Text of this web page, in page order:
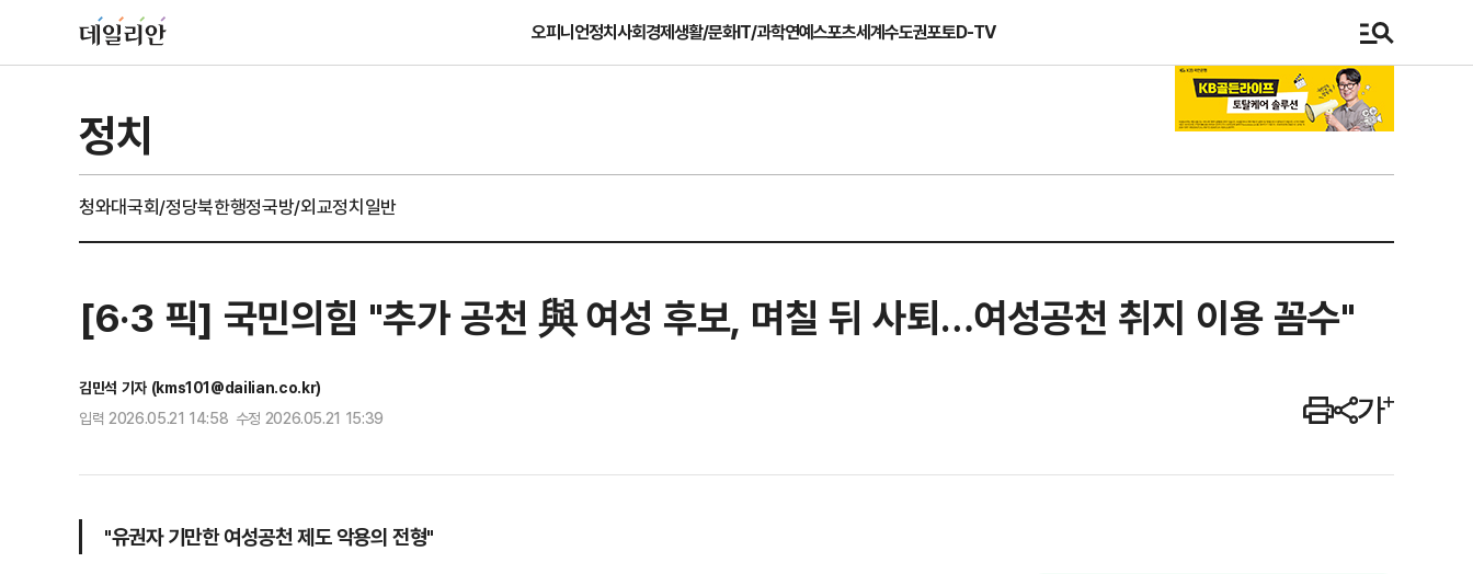
오피니언정치사회경제생활/문화IT/과학연예스포츠세계수도권포토D-TV
정치
청와대국회/정당북한행정국방/외교정치일반
[6·3 픽] 국민의힘 "추가 공천 與 여성 후보, 며칠 뒤 사퇴…여성공천 취지 이용 꼼수"
김민석 기자 (kms101@dailian.co.kr)
입력 2026.05.21 14:58 수정 2026.05.21 15:39
"유권자 기만한 여성공천 제도 악용의 전형"